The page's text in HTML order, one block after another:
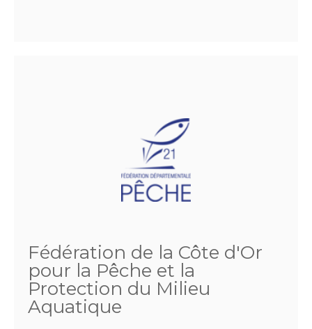
Fédération de la Côte d'Or
pour la Pêche et la
Protection du Milieu
Aquatique